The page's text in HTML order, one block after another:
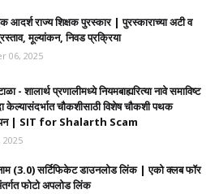
आदर्श राज्य शिक्षक पुरस्कार | पुरस्काराच्या अटी व
मूल्यांकन, निवड प्रक्रिया
06, 2025
- शालार्थ प्रणालीमध्ये नियमबाह्यरित्या नावे समाविष्ट
चौकशीसाठी विशेष चौकशी पथक
| SIT for Shalarth Scam
2025
(3.0) सर्टिफिकेट डाउनलोड लिंक | एको क्लब फॉर
फोटो अपलोड लिंक